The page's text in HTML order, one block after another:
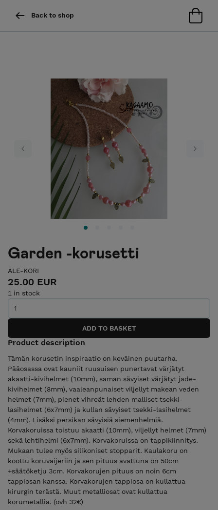
Back to shop
Previous Next
Garden -korusetti
ALE-KORI
25.00 EUR
1 in stock
Product description
Tämän korusetin inspiraatio on keväinen puutarha.
Pääosassa ovat kauniit ruusuisen punertavat värjätyt
akaatti-kivihelmet (10mm), saman sävyiset värjätyt jade-
kivihelmet (8mm), vaaleanpunaiset viljellyt makean veden
helmet (7mm), pienet vihreät lehden malliset tsekki-
lasihelmet (6x7mm) ja kullan sävyiset tsekki-lasihelmet
(4mm). Lisäksi persikan sävyisiä siemenhelmiä.
Korvakoruissa toistuu akaatti (10mm), viljellyt helmet (7mm)
sekä lehtihelmi (6x7mm). Korvakoruissa on tappikiinnitys.
Mukaan tulee myös silikoniset stopparit. Kaulakoru on
koottu koruvaijeriin ja sen pituus avattuna on 50cm
+säätöketju 3cm. Korvakorujen pituus on noin 6cm
tappiosan kanssa. Korvakorujen tappiosa on kullattua
kirurgin terästä. Muut metalliosat ovat kullattua
korumetallia. (ovh 32€)